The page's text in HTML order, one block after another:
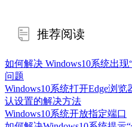
推荐阅读
如何解决 Windows10系统出
问题
Windows10系统打开Edge浏
认设置的解决方法
Windows10系统开放指定端口